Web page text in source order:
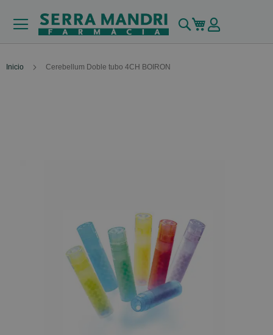
Buscar
Mi carrito
Inicio Cerebellum Doble tubo 4CH BOIRON